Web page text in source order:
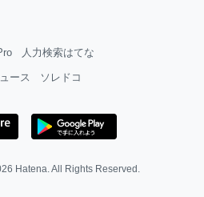
人力検索はてな
ース ソレドコ
Hatena. All Rights Reserved.